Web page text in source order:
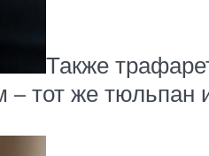
Также
тот же тюльпан